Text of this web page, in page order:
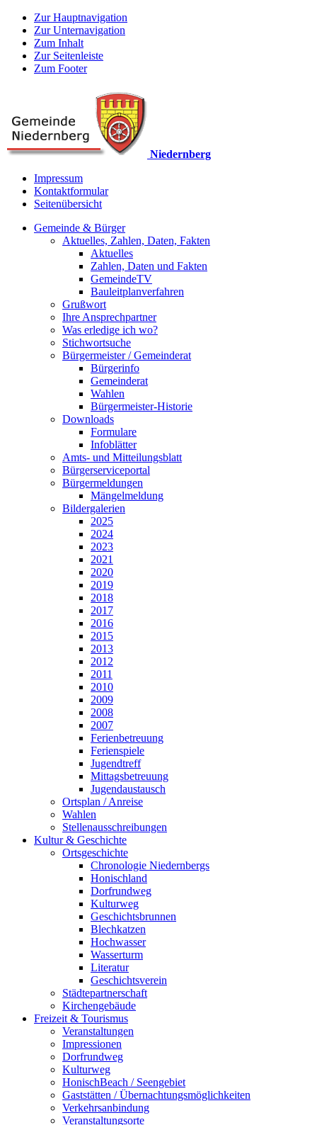
Zur Hauptnavigation
Zur Unternavigation
Zum Inhalt
Zur Seitenleiste
Zum Footer
Niedernberg
Impressum
Kontaktformular
Seitenübersicht
Gemeinde & Bürger
Aktuelles, Zahlen, Daten, Fakten
Aktuelles
Zahlen, Daten und Fakten
GemeindeTV
Bauleitplanverfahren
Grußwort
Ihre Ansprechpartner
Was erledige ich wo?
Stichwortsuche
Bürgermeister / Gemeinderat
Bürgerinfo
Gemeinderat
Wahlen
Bürgermeister-Historie
Downloads
Formulare
Infoblätter
Amts- und Mitteilungsblatt
Bürgerserviceportal
Bürgermeldungen
Mängelmeldung
Bildergalerien
2025
2024
2023
2021
2020
2019
2018
2017
2016
2015
2013
2012
2011
2010
2009
2008
2007
Ferienbetreuung
Ferienspiele
Jugendtreff
Mittagsbetreuung
Jugendaustausch
Ortsplan / Anreise
Wahlen
Stellenausschreibungen
Kultur & Geschichte
Ortsgeschichte
Chronologie Niedernbergs
Honischland
Dorfrundweg
Kulturweg
Geschichtsbrunnen
Blechkatzen
Hochwasser
Wasserturm
Literatur
Geschichtsverein
Städtepartnerschaft
Kirchengebäude
Freizeit & Tourismus
Veranstaltungen
Impressionen
Dorfrundweg
Kulturweg
HonischBeach / Seengebiet
Gaststätten / Übernachtungsmöglichkeiten
Verkehrsanbindung
Veranstaltungsorte